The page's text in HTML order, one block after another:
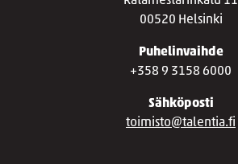
00520 Helsinki
Puhelinvaihde
+358 9 3158 6000
Sähköposti
toimisto@talentia.fi